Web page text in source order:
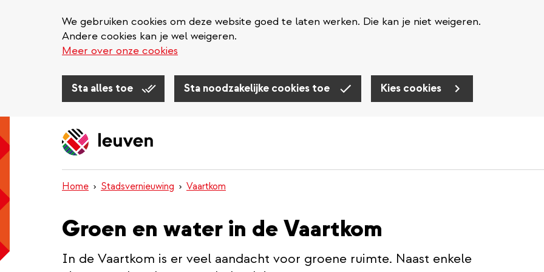
We gebruiken cookies om deze website goed te laten werken. Die kan je niet weigeren.
Andere cookies kan je wel weigeren.
Meer over onze cookies
Sta alles toe Sta noodzakelijke cookies toe Kies cookies
Home Stadsvernieuwing Vaartkom
Groen en water in de Vaartkom
In de Vaartkom is er veel aandacht voor groene ruimte. Naast enkele